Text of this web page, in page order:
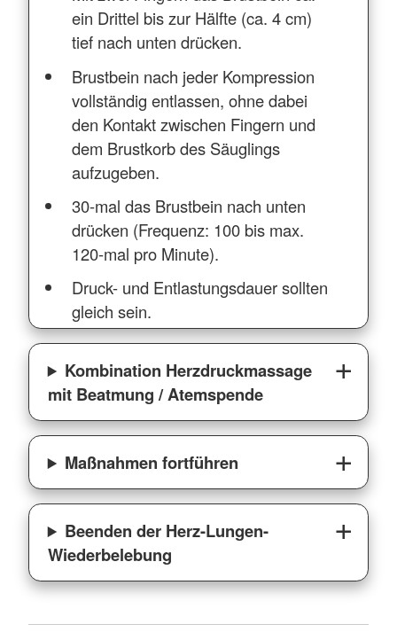
ein Drittel bis zur Hälfte (ca. 4 cm)
tief nach unten drücken.
Brustbein nach jeder Kompression
vollständig entlassen, ohne dabei
den Kontakt zwischen Fingern und
dem Brustkorb des Säuglings
aufzugeben.
30-mal das Brustbein nach unten
drücken (Frequenz: 100 bis max.
120-mal pro Minute).
Druck- und Entlastungsdauer sollten
gleich sein.
Kombination Herzdruckmassage
mit Beatmung / Atemspende
Maßnahmen fortführen
Beenden der Herz-Lungen-
Wiederbelebung